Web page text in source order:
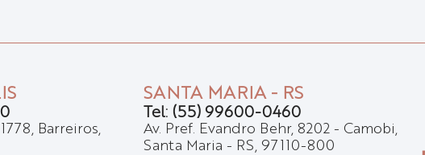
Barreiros,
SANTA MARIA - RS
Tel: (55) 99600-0460
Av. Pref. Evandro Behr, 8202 - Camobi,
Santa Maria - RS, 97110-800